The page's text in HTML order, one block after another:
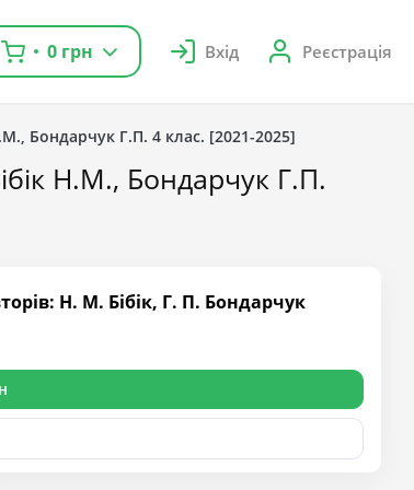
0 грн Вхід Реєстрація
Бондарчук Г.П. 4 клас. [2021-2025]
Н.М., Бондарчук Г.П.
Н. М. Бібік, Г. П. Бондарчук